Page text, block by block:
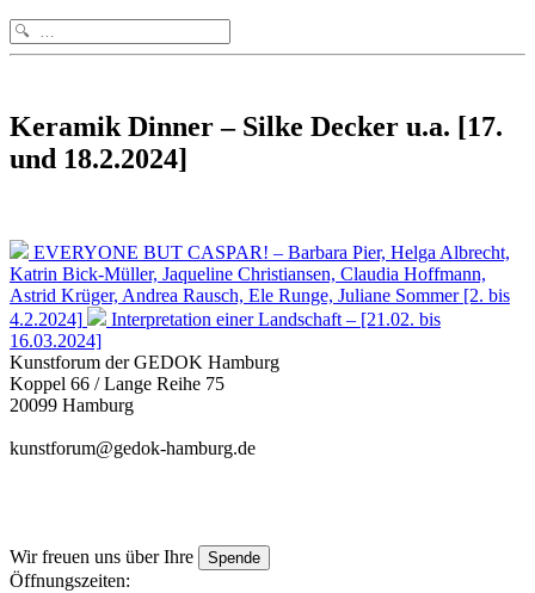
Search
for:
Keramik Dinner – Silke Decker u.a. [17.
und 18.2.2024]
EVERYONE BUT CASPAR! – Barbara Pier, Helga Albrecht,
Katrin Bick-Müller, Jaqueline Christiansen, Claudia Hoffmann,
Astrid Krüger, Andrea Rausch, Ele Runge, Juliane Sommer [2. bis
4.2.2024]
Interpretation einer Landschaft – [21.02. bis
16.03.2024]
Kunstforum der GEDOK Hamburg
Koppel 66 / Lange Reihe 75
20099 Hamburg
kunstforum@gedok-hamburg.de
Wir freuen uns über Ihre Spende
Öffnungszeiten: